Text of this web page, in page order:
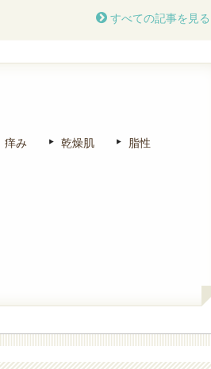
すべての記事を見る
痒み 乾燥肌
脂性